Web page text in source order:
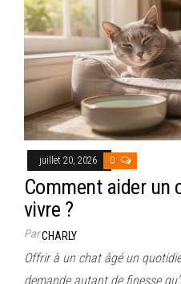
juillet 20, 2026 0
Comment aider un
vivre ?
ParCHARLY
Offrir à un chat âgé un
demande autant de finesse